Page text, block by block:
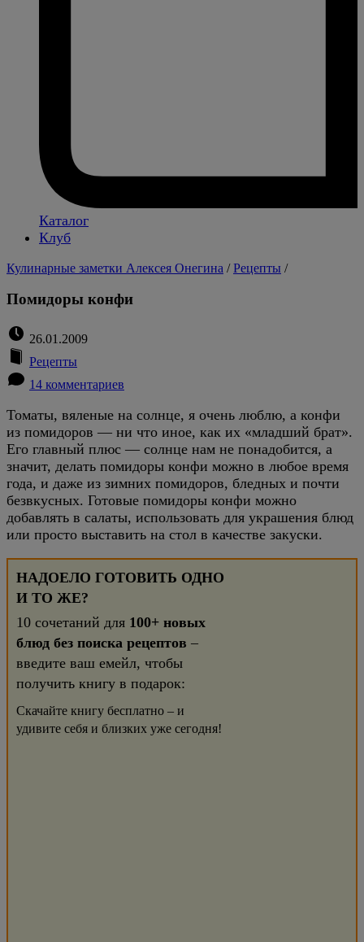
Каталог
Клуб
Кулинарные заметки Алексея Онегина /Рецепты /
Помидоры конфи
26.01.2009
Рецепты
14 комментариев
Томаты, вяленые на солнце, я очень люблю, а конфи
из помидоров — ни что иное, как их «младший брат».
Его главный плюс — солнце нам не понадобится, а
значит, делать помидоры конфи можно в любое время
года, и даже из зимних помидоров, бледных и почти
безвкусных. Готовые помидоры конфи можно
добавлять в салаты, использовать для украшения блюд
или просто выставить на стол в качестве закуски.
НАДОЕЛО ГОТОВИТЬ ОДНО
И ТО ЖЕ?
10 сочетаний для 100+ новых
блюд без поиска рецептов –
введите ваш емейл, чтобы
получить книгу в подарок:
Скачайте книгу бесплатно – и
удивите себя и близких уже сегодня!